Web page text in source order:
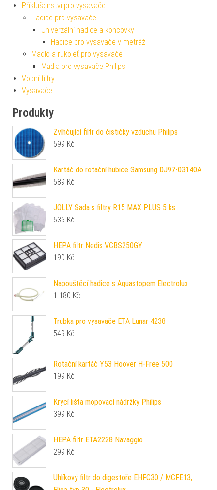
Příslušenství pro vysavače
Hadice pro vysavače
Univerzální hadice a koncovky
Hadice pro vysavače v metráži
Madlo a rukojeť pro vysavače
Madla pro vysavače Philips
Vodní filtry
Vysavače
Produkty
Zvlhčující filtr do čističky vzduchu Philips
599 Kč
Kartáč do rotační hubice Samsung DJ97-03140A
589 Kč
JOLLY Sada s filtry R15 MAX PLUS 5 ks
536 Kč
HEPA filtr Nedis VCBS250GY
190 Kč
Napouštěcí hadice s Aquastopem Electrolux
1 180 Kč
Trubka pro vysavače ETA Lunar 4238
549 Kč
Rotační kartáč Y53 Hoover H-Free 500
199 Kč
Krycí lišta mopovací nádržky Philips
399 Kč
HEPA filtr ETA2228 Navaggio
299 Kč
Uhlíkový filtr do digestoře EHFC30 / MCFE13,